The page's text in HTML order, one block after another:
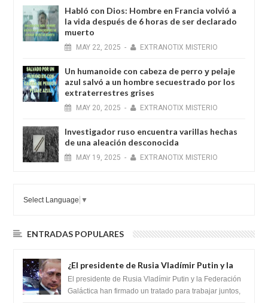
Habló con Dios: Hombre en Francia volvió a
la vida después de 6 horas de ser declarado
muerto
MAY 22, 2025 - EXTRANOTIX MISTERIO
Un humanoide con cabeza de perro у pelaje
azul salvó a un hombre secuestrado por los
extraterrestres grises
MAY 20, 2025 - EXTRANOTIX MISTERIO
Investigador ruso encuentra varillas hechas
de una aleación desconocida
MAY 19, 2025 - EXTRANOTIX MISTERIO
Select Language ▼
ENTRADAS POPULARES
¿El presidente de Rusia Vladímir Putin y la
Federación Galactica han firmado un
tratado para acabar con los Sionistas?
El presidente de Rusia Vladímir Putin y la Federación
Galáctica han firmado un tratado para trabajar juntos,